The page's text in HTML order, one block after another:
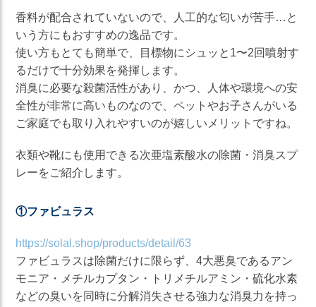
香料が配合されていないので、人工的な匂いが苦手…と
いう方にもおすすめの逸品です。
使い方もとても簡単で、目標物にシュッと1〜2回噴射す
るだけで十分効果を発揮します。
消臭に必要な殺菌活性があり、かつ、人体や環境への安
全性が非常に高いものなので、ペットやお子さんがいる
ご家庭でも取り入れやすいのが嬉しいメリットですね。
衣類や靴にも使用できる次亜塩素酸水の除菌・消臭スプ
レーをご紹介します。
①ファビュラス
https://solal.shop/products/detail/63
ファビュラスは除菌だけに限らず、4大悪臭であるアン
モニア・メチルカプタン・トリメチルアミン・硫化水素
などの臭いを同時に分解消失させる強力な消臭力を持っ